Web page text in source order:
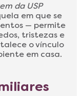
da USP
em que se
— permite
tristezas e
o vínculo
em casa.